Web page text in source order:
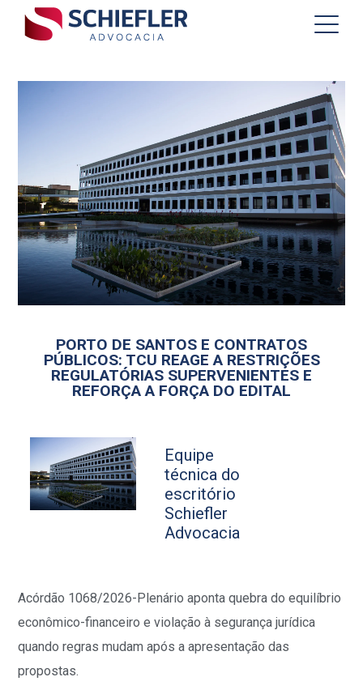
PORTO DE SANTOS E CONTRATOS
PÚBLICOS: TCU REAGE A RESTRIÇÕES
REGULATÓRIAS SUPERVENIENTES E
REFORÇA A FORÇA DO EDITAL
Equipe
técnica do
escritório
Schiefler
Advocacia
Acórdão 1068/2026-Plenário aponta quebra do equilíbrio
econômico-financeiro e violação à segurança jurídica
quando regras mudam após a apresentação das
propostas.